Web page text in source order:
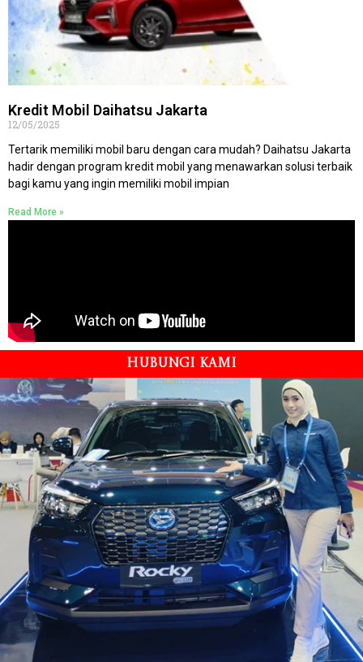
Kredit Mobil Daihatsu Jakarta
12/05/2025
Tertarik memiliki mobil baru dengan cara mudah? Daihatsu Jakarta
hadir dengan program kredit mobil yang menawarkan solusi terbaik
bagi kamu yang ingin memiliki mobil impian
Read More »
HUBUNGI KAMI